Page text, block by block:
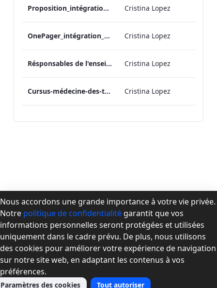
Proposition_intégration_cursus_md_toxico_ 2018-08-01 Cristina Lopez
OnePager_intégration_cursus_md_toxico_ 2018-08-01 Cristina Lopez
Résponsables de l'enseignement en médecine des dépendances_2024 Cristina Lopez
Cursus-médecine-des-toxicomanies-Version-Finale Cristina Lopez
À propos de la CPMD
Devenir membre
Se connecter
Nous joindre
Nous accordons une grande importance à votre vie privée.
Notre politique de confidentialité garantit que vos
informations personnelles seront protégées et utilisées
uniquement dans le cadre prévu. De plus, nous utilisons
des cookies pour améliorer votre expérience de navigation
sur notre site web, en adaptant les contenus à vos
préférences.
Paramètres des cookies Tout autoriser